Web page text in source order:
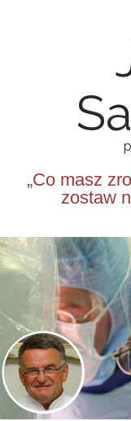
„Co masz
zostaw
M
a
i
m
e
n
u
k
i
o
c
o
n
t
e